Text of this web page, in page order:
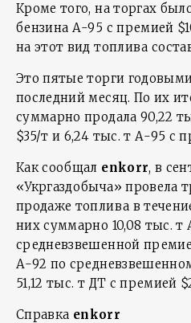
Кроме того, на торгах
бензина А-95 с премией
на этот вид топлива
Это пятые торги
последний месяц. По их
суммарно продала 90,22
$35/т и 6,24 тыс. т А-95 с
Как сообщал enkorr, в
«Укргаздобыча» провела
продаже топлива в
них суммарно 10,08 тыс. т
средневзвешенной
А-92 по
51,12 тыс. т ДТ с премией
Справка enkorr